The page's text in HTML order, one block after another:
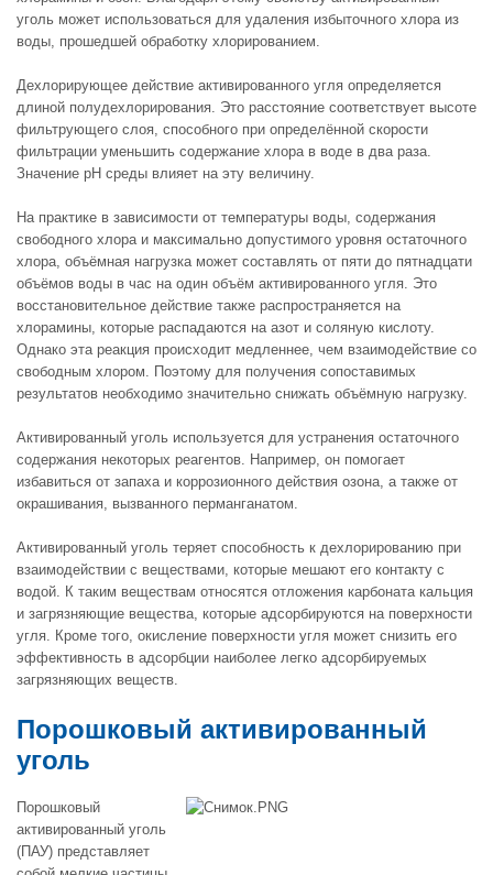
уголь может использоваться для удаления избыточного хлора из
воды, прошедшей обработку хлорированием.
Дехлорирующее действие активированного угля определяется
длиной полудехлорирования. Это расстояние соответствует высоте
фильтрующего слоя, способного при определённой скорости
фильтрации уменьшить содержание хлора в воде в два раза.
Значение pH среды влияет на эту величину.
На практике в зависимости от температуры воды, содержания
свободного хлора и максимально допустимого уровня остаточного
хлора, объёмная нагрузка может составлять от пяти до пятнадцати
объёмов воды в час на один объём активированного угля. Это
восстановительное действие также распространяется на
хлорамины, которые распадаются на азот и соляную кислоту.
Однако эта реакция происходит медленнее, чем взаимодействие со
свободным хлором. Поэтому для получения сопоставимых
результатов необходимо значительно снижать объёмную нагрузку.
Активированный уголь используется для устранения остаточного
содержания некоторых реагентов. Например, он помогает
избавиться от запаха и коррозионного действия озона, а также от
окрашивания, вызванного перманганатом.
Активированный уголь теряет способность к дехлорированию при
взаимодействии с веществами, которые мешают его контакту с
водой. К таким веществам относятся отложения карбоната кальция
и загрязняющие вещества, которые адсорбируются на поверхности
угля. Кроме того, окисление поверхности угля может снизить его
эффективность в адсорбции наиболее легко адсорбируемых
загрязняющих веществ.
Порошковый активированный
уголь
Порошковый
активированный уголь
(ПАУ) представляет